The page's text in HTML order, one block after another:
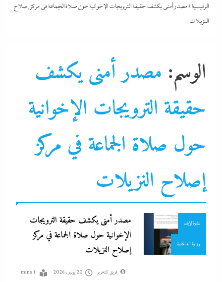
الرئيسية»مصدر أمنى يكشف حقيقة الترويجات الإخوانية حول صلاة الجماعة في مركز إصلاح
النزيلات
الوسم: مصدر أمنى يكشف
حقيقة الترويجات الإخوانية
حول صلاة الجماعة في مركز
إصلاح النزيلات
حوادث و جريمة
نشرة الأخبار
نشرة لايف
وزارة الداخلية
مصدر أمنى يكشف حقيقة الترويجات
الإخوانية حول صلاة الجماعة في مركز
إصلاح النزيلات
فريق التحرير 20 يونيو، 2026 1 mins